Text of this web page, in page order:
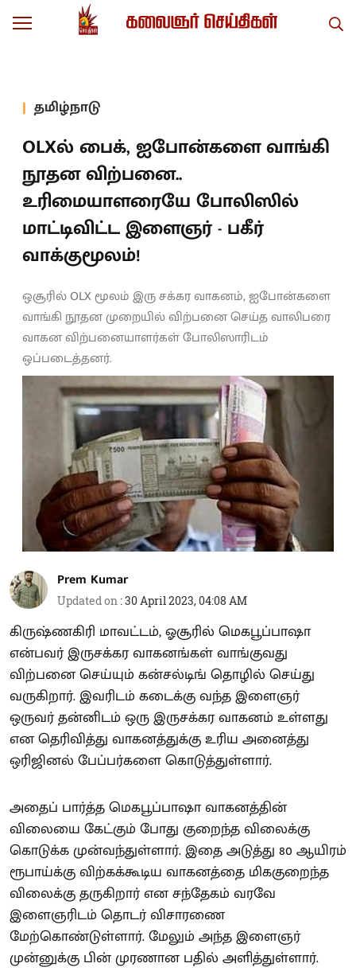
தமிழ்நாடு
OLXல் பைக், ஐபோன்களை வாங்கி
நூதன விற்பனை..
உரிமையாளரையே போலிஸில்
மாட்டிவிட்ட இளைஞர் - பகீர்
வாக்குமூலம்!
ஒசூரில் OLX மூலம் இரு சக்கர வாகனம், ஐபோன்களை
வாங்கி நூதன முறையில் விற்பனை செய்த வாலிபரை
வாகன விற்பனையாளர்கள் போலிஸாரிடம்
ஒப்படைத்தனர்.
Prem Kumar
Updated on :30 April 2023, 04:08 AM
கிருஷ்ணகிரி மாவட்டம், ஓசூரில் மெகபூப்பாஷா
என்பவர் இருசக்கர வாகனங்கள் வாங்குவது
விற்பனை செய்யும் கன்சல்டிங் தொழில் செய்து
வருகிறார். இவரிடம் கடைக்கு வந்த இளைஞர்
ஒருவர் தன்னிடம் ஒரு இருசக்கர வாகனம் உள்ளது
என தெரிவித்து வாகனத்துக்கு உரிய அனைத்து
ஒரிஜினல் பேப்பர்களை கொடுத்துள்ளார்.
அதைப் பார்த்த மெகபூப்பாஷா வாகனத்தின்
விலையை கேட்கும் போது குறைந்த விலைக்கு
கொடுக்க முன்வந்துள்ளார். இதை அடுத்து 80 ஆயிரம்
ரூபாய்க்கு விற்கக்கூடிய வாகனத்தை மிககுறைந்த
விலைக்கு தருகிறார் என சந்தேகம் வரவே
இளைஞரிடம் தொடர் விசாரணை
மேற்கொண்டுள்ளார். மேலும் அந்த இளைஞர்
முன்னுக்கு பின் முரணான பதில் அளித்துள்ளார்.